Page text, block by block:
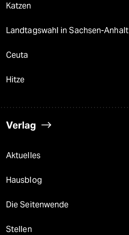
Katzen
Landtagswahl in Sachsen-Anhalt
Ceuta
Hitze
Verlag
Aktuelles
Hausblog
Die Seitenwende
Stellen